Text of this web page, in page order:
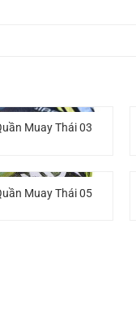
Muay Thái 03
Muay Thái 05